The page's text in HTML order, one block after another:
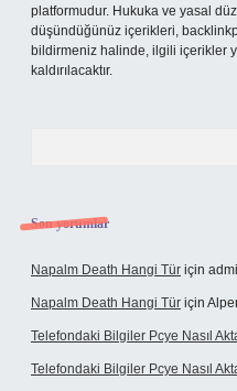
platformudur. Hukuka ve yasal
düşündüğünüz içerikleri,
bildirmeniz halinde, ilgili içerikler
kaldırılacaktır.
Son yorumlar
Napalm Death Hangi Tür için
Napalm Death Hangi Tür için
Telefondaki Bilgiler Pcye Nasıl
Telefondaki Bilgiler Pcye Nasıl